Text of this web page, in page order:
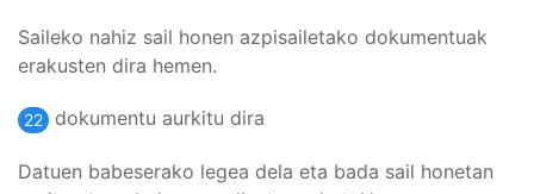
Saileko nahiz sail honen azpisailetako dokumentuak
erakusten dira hemen.
22 dokumentu aurkitu dira
Datuen babeserako legea dela eta bada sail honetan